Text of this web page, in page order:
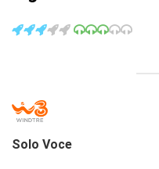
Solo Voce